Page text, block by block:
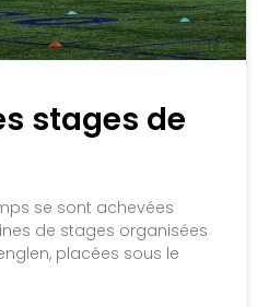
stages de
se sont achevées
de stages organisées
placées sous le